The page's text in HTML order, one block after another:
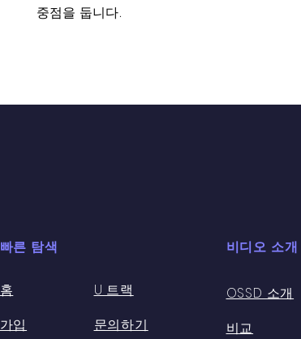
중점을 둡니다.
빠른 탐색
​홈
가입
U 트랙
문의하기
비디오 소개
OSSD 소개
비교